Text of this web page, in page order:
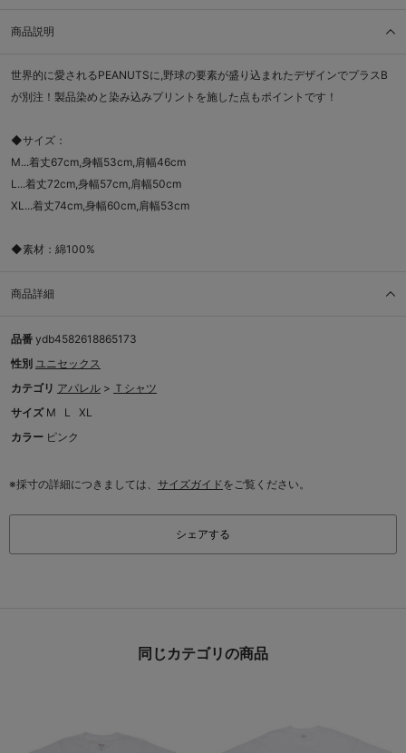
商品説明
世界的に愛されるPEANUTSに,野球の要素が盛り込まれたデザインでプラスB
が別注！製品染めと染み込みプリントを施した点もポイントです！
◆サイズ：
M...着丈67cm,身幅53cm,肩幅46cm
L...着丈72cm,身幅57cm,肩幅50cm
XL...着丈74cm,身幅60cm,肩幅53cm
◆素材：綿100%
商品詳細
品番 ydb4582618865173
性別 ユニセックス
カテゴリ アパレル > Ｔシャツ
サイズ M L
XL
カラー ピンク
※採寸の詳細につきましては、 サイズガイドをご覧ください。
シェアする
同じカテゴリの商品